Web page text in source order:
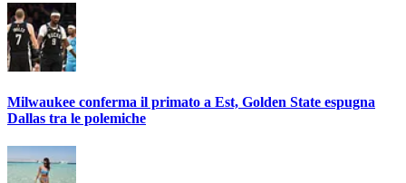
Milwaukee conferma il primato a Est, Golden State espugna
Dallas tra le polemiche